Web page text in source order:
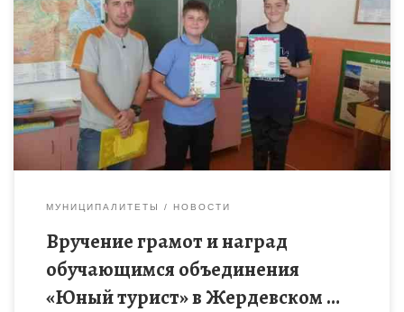
13 и 14 сентября педагог дополнительного образования
МБОУ ДО Жердевского ДДТ Кожевников С.В. вручил грамоты
и награды обучающимся объединения «Юный турист»,
которые этим летом приняли […]
МУНИЦИПАЛИТЕТЫ НОВОСТИ
Вручение грамот и наград
обучающимся объединения
«Юный турист» в Жердевском …